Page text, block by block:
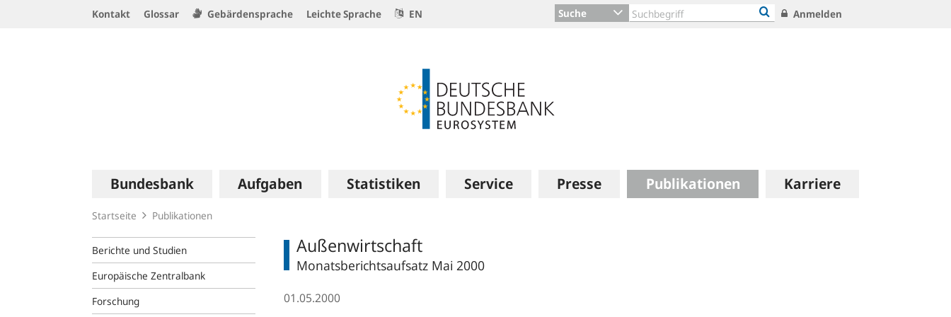
Kontakt Glossar Gebärdensprache Leichte Sprache EN Suche Anmelden
Hauptnavigation
Bundesbank Aufgaben Statistiken Service Presse Publikationen Karriere
Startseite Publikationen
Berichte und Studien
Europäische Zentralbank
Forschung
Außenwirtschaft
Monatsberichtsaufsatz Mai 2000
01.05.2000